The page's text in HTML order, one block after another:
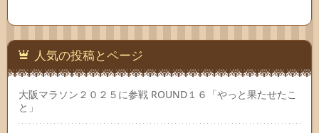
人気の投稿とページ
大阪マラソン２０２５に参戦 ROUND１６「やっと果たせたこ
と」